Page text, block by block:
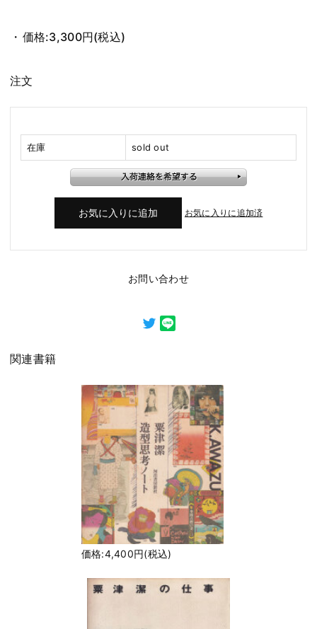
価格:3,300円(税込)
注文
在庫 sold out
お気に入りに追加済
お問い合わせ
関連書籍
価格:4,400円(税込)